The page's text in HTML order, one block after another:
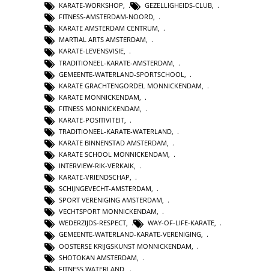
KARATE-WORKSHOP, GEZELLIGHEIDS-CLUB,
FITNESS-AMSTERDAM-NOORD,
KARATE AMSTERDAM CENTRUM,
MARTIAL ARTS AMSTERDAM,
KARATE-LEVENSVISIE,
TRADITIONEEL-KARATE-AMSTERDAM
GEMEENTE-WATERLAND-SPORTSCHOOL
KARATE GRACHTENGORDEL MONNICKENDAM
KARATE MONNICKENDAM
FITNESS MONNICKENDAM
KARATE-POSITIVITEIT
TRADITIONEEL-KARATE-WATERLAND
KARATE BINNENSTAD AMSTERDAM
KARATE SCHOOL MONNICKENDAM,
INTERVIEW-RIK-VERKAIK,
KARATE-VRIENDSCHAP,
SCHIJNGEVECHT-AMSTERDAM,
SPORT VERENIGING AMSTERDAM,
VECHTSPORT MONNICKENDAM,
WEDERZIJDS-RESPECT, WAY-OF-LIFE-KARATE,
GEMEENTE-WATERLAND-KARATE-VERENIGING,
OOSTERSE KRIJGSKUNST MONNICKENDAM
SHOTOKAN AMSTERDAM
FITNESS WATERLAND